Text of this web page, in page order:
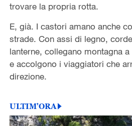
trovare la propria rotta.
E, già. I castori amano anche
strade. Con assi di legno,
lanterne, collegano montagna
e accolgono i viaggiatori che
direzione.
ULTIM'ORA